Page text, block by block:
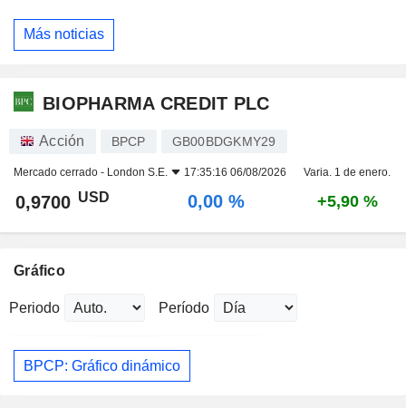
Más noticias
BIOPHARMA CREDIT PLC
Acción BPCP GB00BDGKMY29
Mercado cerrado - London S.E. 17:35:16 06/08/2026 Varia. 1 de enero.
0,9700 USD 0,00 % +5,90 %
Gráfico
Periodo Período
BPCP: Gráfico dinámico